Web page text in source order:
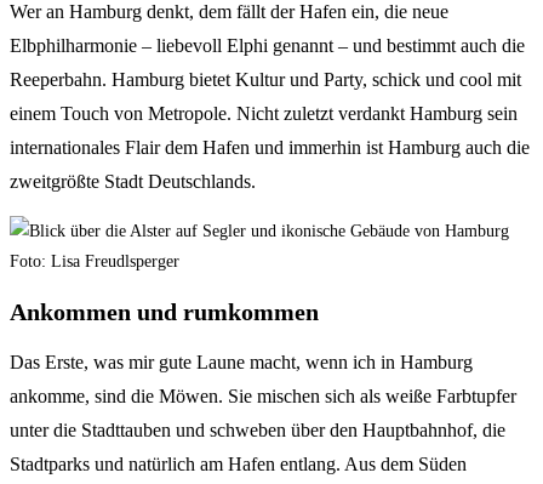
Wer an Hamburg denkt, dem fällt der Hafen ein, die neue
Elbphilharmonie – liebevoll Elphi genannt – und bestimmt auch die
Reeperbahn. Hamburg bietet Kultur und Party, schick und cool mit
einem Touch von Metropole. Nicht zuletzt verdankt Hamburg sein
internationales Flair dem Hafen und immerhin ist Hamburg auch die
zweitgrößte Stadt Deutschlands.
Ankommen und rumkommen
Das Erste, was mir gute Laune macht, wenn ich in Hamburg
ankomme, sind die Möwen. Sie mischen sich als weiße Farbtupfer
unter die Stadttauben und schweben über den Hauptbahnhof, die
Stadtparks und natürlich am Hafen entlang. Aus dem Süden